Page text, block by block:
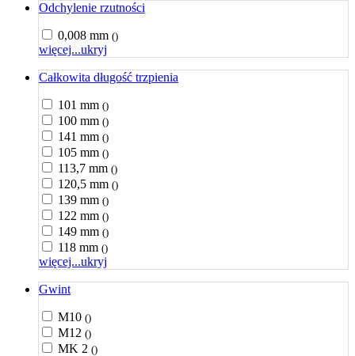
Odchylenie rzutności
0,008 mm ()
więcej...ukryj
Całkowita długość trzpienia
101 mm ()
100 mm ()
141 mm ()
105 mm ()
113,7 mm ()
120,5 mm ()
139 mm ()
122 mm ()
149 mm ()
118 mm ()
więcej...ukryj
Gwint
M10 ()
M12 ()
MK 2 ()